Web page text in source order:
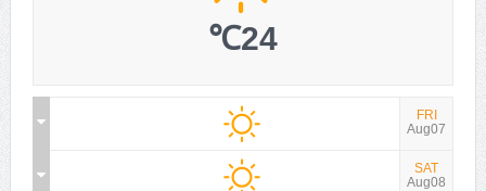
24℃
FRI
Aug07
SAT
Aug08